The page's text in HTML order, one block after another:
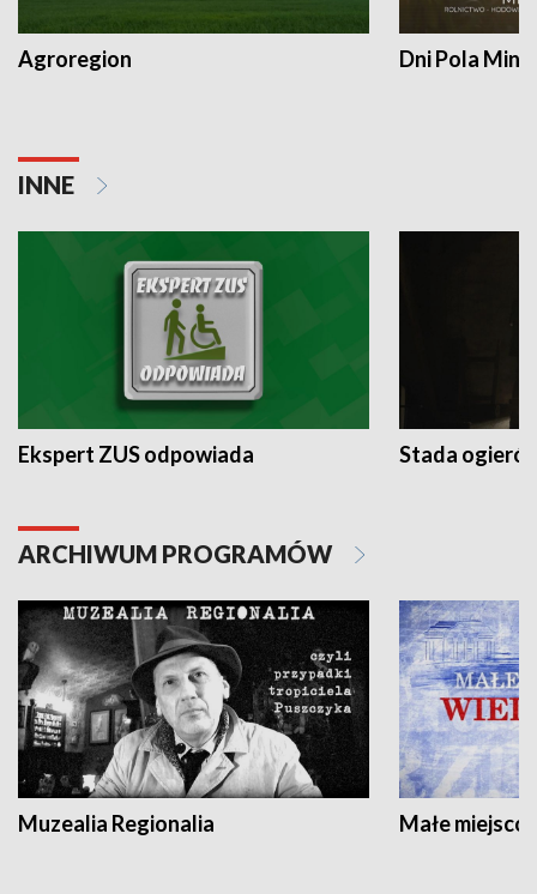
Agroregion Dni Pola
INNE
Ekspert ZUS odpowiada Stada
ARCHIWUM PROGRAMÓW
Muzealia Regionalia Małe